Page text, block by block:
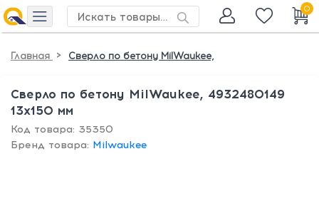
0
Главная > Сверло по бетону MilWaukee,
Сверло по бетону MilWaukee, 4932480149
13x150 мм
Код товара: 35350
Бренд товара: Milwaukee